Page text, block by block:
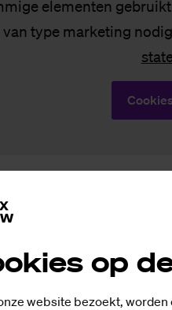
op
website bezoekt,
elementen
type marketing
Pe­per